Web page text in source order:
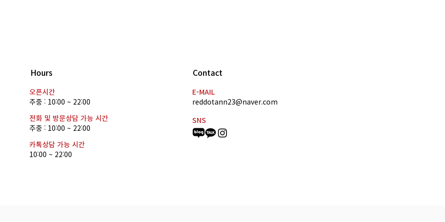
드디어 공개된 '레드닷 이미지
클래스'
레드닷 첫 기상캐스터반 '이설아
클래스' 모집합니다~
Hours
오픈시간
주중 : 10:00 ~ 22:00
전화 및 방문상담 가능 시간
주중 : 10:00 ~ 22:00
카톡상담 가능 시간
10:00 ~ 22:00
Contact
E-MAIL
reddotann23@naver.com
SNS